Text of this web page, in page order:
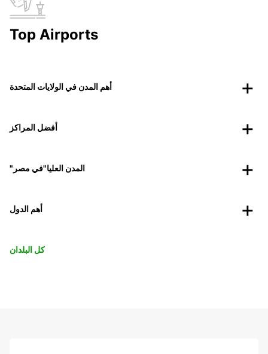
Top Airports
أهم المدن في الولايات المتحدة
أفضل المراكز
"المدن العليا"في مصر
أهم الدول
كل البلدان